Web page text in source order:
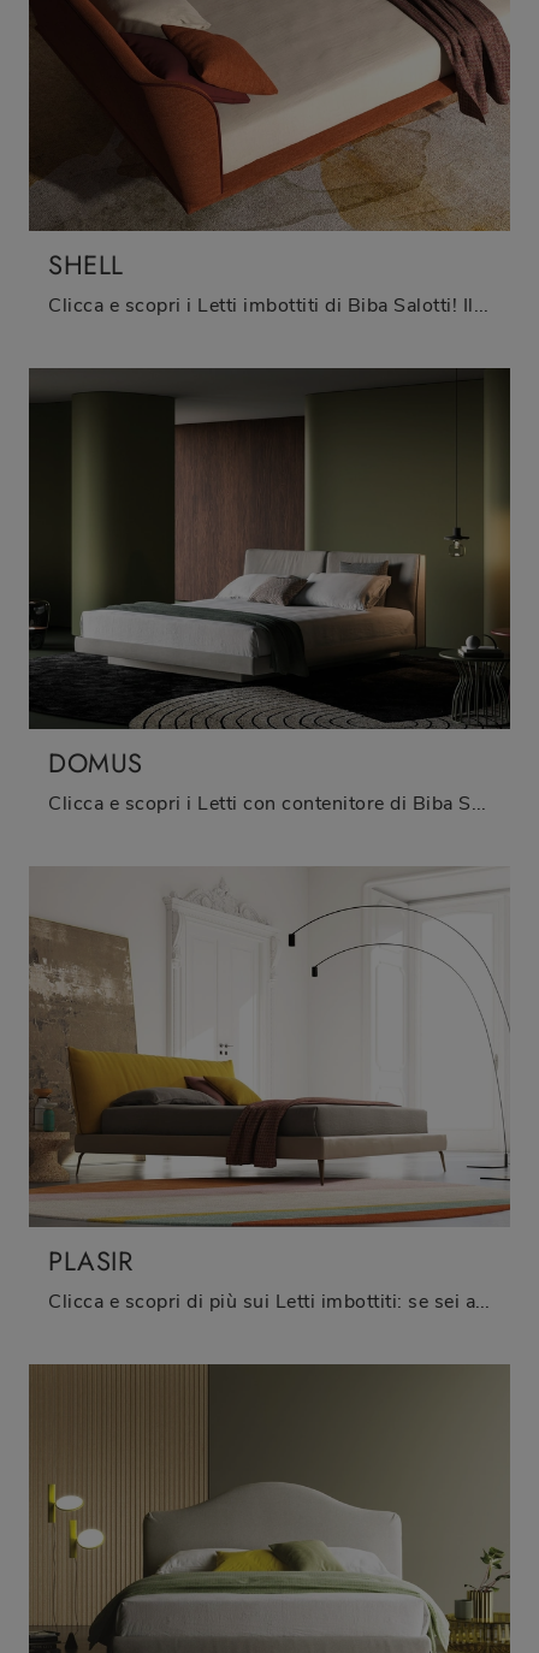
SHELL
Clicca e scopri i Letti imbottiti di Biba Salotti! Il modello Shell in tessuto ti aspetta nelle versioni a una piazza e mezza.
DOMUS
Clicca e scopri i Letti con contenitore di Biba Salotti! Il modello Domus in tessuto ti attende nelle versioni matrimoniali.
PLASIR
Clicca e scopri di più sui Letti imbottiti: se sei alla ricerca di modelli a una piazza e mezza moderni, il modello Plasir Biba Salotti fa al caso ...